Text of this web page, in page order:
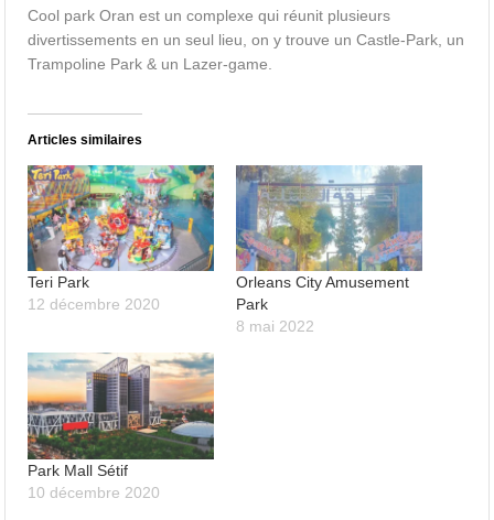
Cool park Oran est un complexe qui réunit plusieurs
divertissements en un seul lieu, on y trouve un Castle-Park, un
Trampoline Park & un Lazer-game.
Articles similaires
Teri Park
12 décembre 2020
Orleans City Amusement
Park
8 mai 2022
Park Mall Sétif
10 décembre 2020